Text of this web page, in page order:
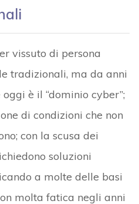
vissuto di persona
tradizionali, ma da anni
è il “dominio cyber”;
di condizioni che non
con la scusa dei
soluzioni
a molte delle basi
molta fatica negli anni